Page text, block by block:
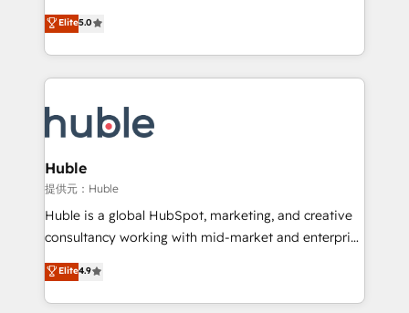
inbound marketing tactics, we focus on
understanding, nurturing, and converting leads.
competitive market.
design & development. We specialize in multi-hub
implementations for mid-market & enterprise
companies. We are woman-owned, powered by
coffee, and we ❤️ dogs. We produce award-winning
Impact Award 🏆2022 Technical Expertise Impact
Award 🏆2022 Platform Migration Excellence Impact
Award 🏆2020 Elite Solutions Partner 🏆2019
Integrations HubSpot Impact Award 🏆2019
Marketing Enablement HubSpot Impact Award 🏆
2018 Website Design HubSpot Impact Award 🏆2017
Growth-Driven Design Agency of the Year 🏆2016
Sales Enablement HubSpot Impact Award 🏆2015
Elite5.0
Huble
提供元：Huble
Huble is a global HubSpot, marketing, and creative
consultancy working with mid-market and enterprise
businesses. We go beyond implementation, shaping
the strategy, processes, and teams that turn
HubSpot into a genuine growth engine. Named
Elite4.9